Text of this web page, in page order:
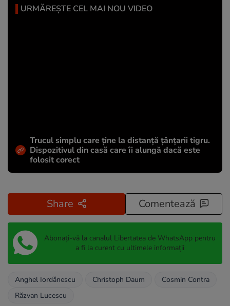
URMĂREȘTE CEL MAI NOU VIDEO
Trucul simplu care ține la distanță țânțarii tigru.
Dispozitivul din casă care îi alungă dacă este
folosit corect
Share Comentează
Abonați-vă la canalul Libertatea de WhatsApp pentru
a fi la curent cu ultimele informații
Anghel Iordănescu Christoph Daum
Cosmin Contra
Răzvan Lucescu